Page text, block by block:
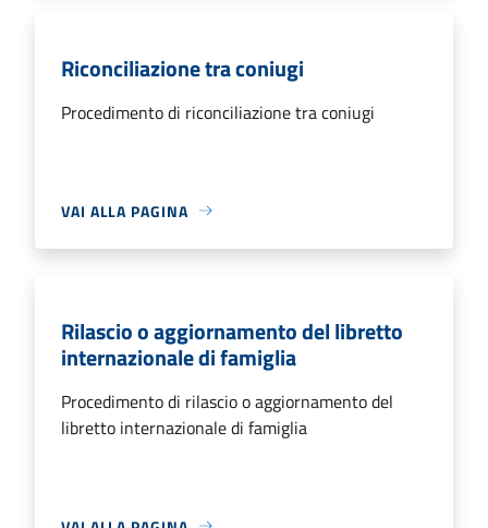
Riconciliazione tra coniugi
Procedimento di riconciliazione tra coniugi
VAI ALLA PAGINA
Rilascio o aggiornamento del libretto
internazionale di famiglia
Procedimento di rilascio o aggiornamento del
libretto internazionale di famiglia